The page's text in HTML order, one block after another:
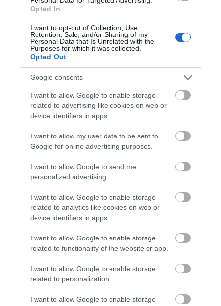
Opted In
I want to opt-out of Collection, Use,
Retention, Sale, and/or Sharing of my
Personal Data that Is Unrelated with the
Purposes for which it was collected.
Opted Out
Google consents
I want to allow Google to enable storage
related to advertising like cookies on web or
device identifiers in apps.
I want to allow my user data to be sent to
Google for online advertising purposes.
I want to allow Google to send me
personalized advertising.
I want to allow Google to enable storage
related to analytics like cookies on web or
device identifiers in apps.
I want to allow Google to enable storage
related to functionality of the website or app.
I want to allow Google to enable storage
related to personalization.
I want to allow Google to enable storage
Válogatás a Recorder 2017-es
cikkeiből - Recvideo, Fotórecorder,
Háttérzaj
rerecorder•2018. január 17.
A hagyományhoz hűen 2017 végén is összegeztük a
Recorder legjobb, legfontosabb írásait a tavalyi
évből. A fókusztémákkal kezdtünk, aztán jöttek
a külföldi és magyar interjúk, lemeztáskák, a hosszú
cikkek, a Magyarradarok és a Profülek, a többi kis
rovatunk és az év a hírekben - zárásként a RecVideo,